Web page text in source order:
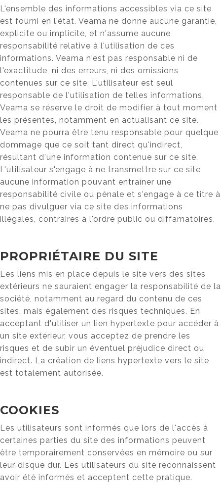
L'ensemble des informations accessibles via ce site
est fourni en l'état. Veama ne donne aucune garantie,
explicite ou implicite, et n'assume aucune
responsabilité relative à l'utilisation de ces
informations. Veama n'est pas responsable ni de
l'exactitude, ni des erreurs, ni des omissions
contenues sur ce site. L'utilisateur est seul
responsable de l'utilisation de telles informations.
Veama se réserve le droit de modifier à tout moment
les présentes, notamment en actualisant ce site.
Veama ne pourra être tenu responsable pour quelque
dommage que ce soit tant direct qu'indirect,
résultant d'une information contenue sur ce site.
L'utilisateur s'engage à ne transmettre sur ce site
aucune information pouvant entraîner une
responsabilité civile ou pénale et s'engage à ce titre à
ne pas divulguer via ce site des informations
illégales, contraires à l'ordre public ou diffamatoires.
PROPRIÉTAIRE DU SITE
Les liens mis en place depuis le site vers des sites
extérieurs ne sauraient engager la responsabilité de la
société, notamment au regard du contenu de ces
sites, mais également des risques techniques. En
acceptant d'utiliser un lien hypertexte pour accéder à
un site extérieur, vous acceptez de prendre les
risques et de subir un éventuel préjudice direct ou
indirect. La création de liens hypertexte vers le site
est totalement autorisée.
COOKIES
Les utilisateurs sont informés que lors de l'accès à
certaines parties du site des informations peuvent
être temporairement conservées en mémoire ou sur
leur disque dur. Les utilisateurs du site reconnaissent
avoir été informés et acceptent cette pratique.